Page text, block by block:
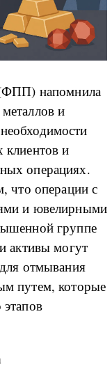
(ФПП) напомнила
и
клиентов и
операциях.
что операции с
и ювелирными
группе
активы могут
отмывания
путем, которые